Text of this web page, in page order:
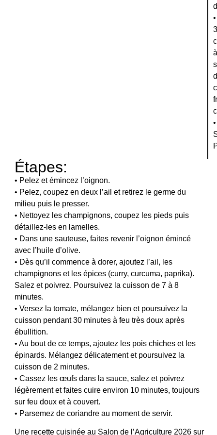
•
3
à
•
Étapes:
• Pelez et émincez l’oignon.
• Pelez, coupez en deux l’ail et retirez le germe du
milieu puis le presser.
• Nettoyez les champignons, coupez les pieds puis
détaillez-les en lamelles.
• Dans une sauteuse, faites revenir l’oignon émincé
avec l’huile d’olive.
• Dès qu’il commence à dorer, ajoutez l’ail, les
champignons et les épices (curry, curcuma, paprika).
Salez et poivrez. Poursuivez la cuisson de 7 à 8
minutes.
• Versez la tomate, mélangez bien et poursuivez la
cuisson pendant 30 minutes à feu très doux après
ébullition.
• Au bout de ce temps, ajoutez les pois chiches et les
épinards. Mélangez délicatement et poursuivez la
cuisson de 2 minutes.
• Cassez les œufs dans la sauce, salez et poivrez
légèrement et faites cuire environ 10 minutes, toujours
sur feu doux et à couvert.
• Parsemez de coriandre au moment de servir.
Une recette cuisinée au Salon de l’Agriculture 2026 sur